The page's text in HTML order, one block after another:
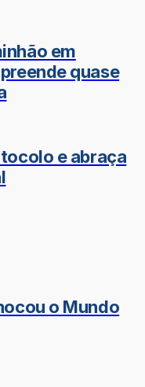
em
quase
e abraça
o Mundo